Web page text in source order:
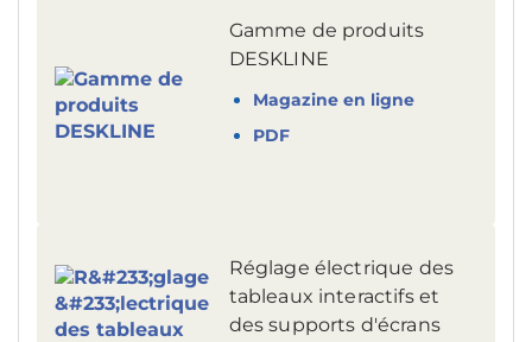
Gamme de produits
DESKLINE
Magazine en ligne
PDF
Réglage électrique des
tableaux interactifs et
des supports d'écrans